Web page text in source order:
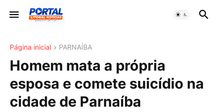
Página inicial PARNAÍBA
Homem mata a própria
esposa e comete suicídio na
cidade de Parnaíba